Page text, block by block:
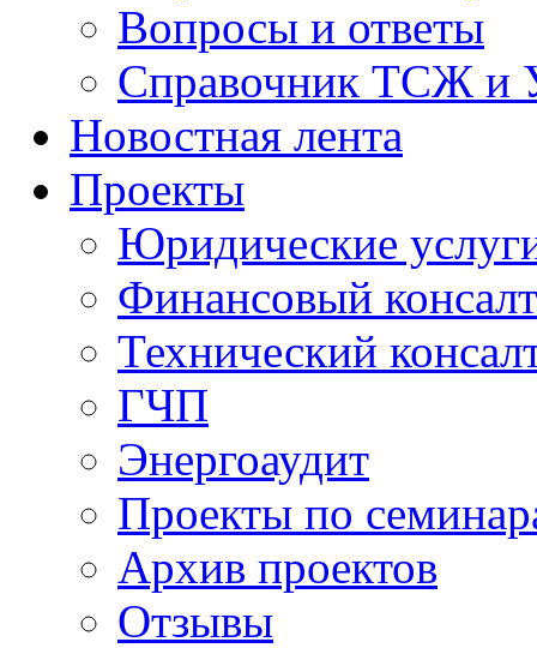
Вопросы и ответы
Справочник ТСЖ и
Новостная лента
Проекты
Юридические
Финансовый
Технический
ГЧП
Энергоаудит
Проекты по
Архив проектов
Отзывы